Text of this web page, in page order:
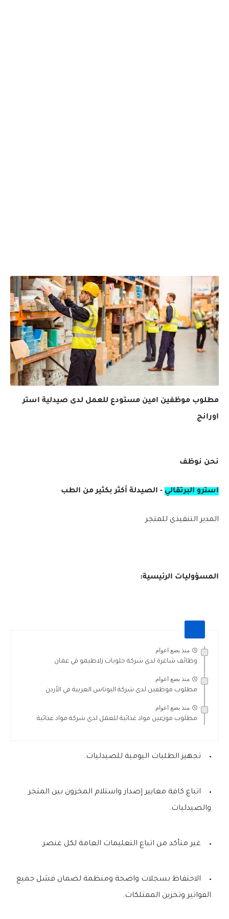
مطلوب موظفين امين مستودع للعمل لدى صيدلية استر
اورانج
نحن نوظف
استرو البرتقالي - الصيدلة أكثر بكثير من الطب
المدير التنفيذي للمتجر
المسؤوليات الرئيسية:
منذ بضع اعوام
وظائف شاغرة لدى شركة حلويات زلاطيمو في عمان
منذ بضع اعوام
مطلوب موظفين لدى شركة البوتاس العربية في الأردن
منذ بضع اعوام
مطلوب موزعين مواد غذائية للعمل لدى شركة مواد غذائية
تجهيز الطلبات اليومية للصيدليات.
اتباع كافة معايير إصدار واستلام المخزون بين المتجر
والصيدليات.
غير متأكد من اتباع التعليمات العامة لكل عنصر.
الاحتفاظ بسجلات واضحة ومنظمة لضمان فشل جميع
الفواتير وتخزين الممتلكات.